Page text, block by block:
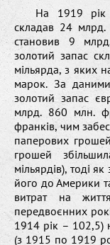
На 1919 рік
складав 24 млрд.
становив 9
золотий запас
мільярда, з яких
марок. За даними
золотий запас
млрд. 860 млн.
франків, чим
паперових
грошей
мільярдів), тоді
його до Америки
витрат на
передвоєнних
1914 рік – 102,5)
(з 1915 по 1919